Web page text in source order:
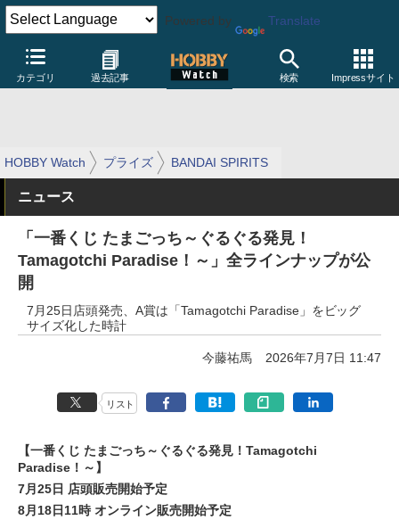
Powered by Translate
カテゴリ 過去記事 検索 Impressサイト
HOBBY Watch プライズ BANDAI SPIRITS
ニュース
「一番くじ たまごっち～ぐるぐる発見！
Tamagotchi Paradise！～」全ラインナップが公
開
7月25日店頭発売、A賞は「Tamagotchi Paradise」をビッグ
サイズ化した時計
今藤祐馬 2026年7月7日 11:47
リスト
【一番くじ たまごっち～ぐるぐる発見！Tamagotchi
Paradise！～】
7月25日 店頭販売開始予定
8月18日11時 オンライン販売開始予定